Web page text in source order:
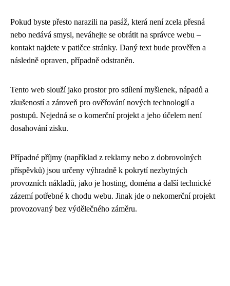
Pokud byste přesto narazili na pasáž, která není zcela přesná
nebo nedává smysl, neváhejte se obrátit na správce webu –
kontakt najdete v patičce stránky. Daný text bude prověřen a
následně opraven, případně odstraněn.
Tento web slouží jako prostor pro sdílení myšlenek, nápadů a
zkušeností a zároveň pro ověřování nových technologií a
postupů. Nejedná se o komerční projekt a jeho účelem není
dosahování zisku.
Případné příjmy (například z reklamy nebo z dobrovolných
příspěvků) jsou určeny výhradně k pokrytí nezbytných
provozních nákladů, jako je hosting, doména a další technické
zázemí potřebné k chodu webu. Jinak jde o nekomerční projekt
provozovaný bez výdělečného záměru.